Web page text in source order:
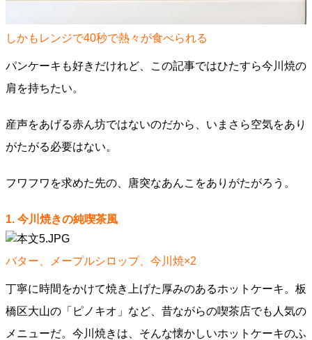
しかもレンジで40秒で熱々が食べられる
パンケーキも好きだけれど、この記事ではひたすら今川焼の
肩を持ちたい。
産声をあげる赤ん坊ではないのだから、いまさら空気をあり
がたがる必要はない。
フワフワを求めた先の、唐突なあんこをありがたがろう。
1. 今川焼きの純喫茶風
バター、メープルシロップ、今川焼×2
丁寧に時間をかけて焼き上げた厚みのあるホットケーキ。板
橋区大山の「ピノキオ」など、昔ながらの喫茶店でも人気の
メニューだ。今川焼きは、そんな懐かしいホットケーキのふ